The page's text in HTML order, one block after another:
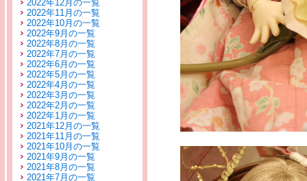
2022年12月の一覧
2022年11月の一覧
2022年10月の一覧
2022年9月の一覧
2022年8月の一覧
2022年7月の一覧
2022年6月の一覧
2022年5月の一覧
2022年4月の一覧
2022年3月の一覧
2022年2月の一覧
2022年1月の一覧
2021年12月の一覧
2021年11月の一覧
2021年10月の一覧
2021年9月の一覧
2021年8月の一覧
2021年7月の一覧